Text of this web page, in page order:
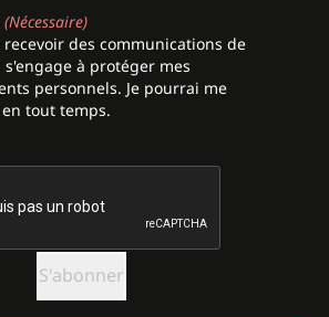
(Nécessaire)
recevoir des communications de
à protéger mes
personnels. Je pourrai me
tout temps.